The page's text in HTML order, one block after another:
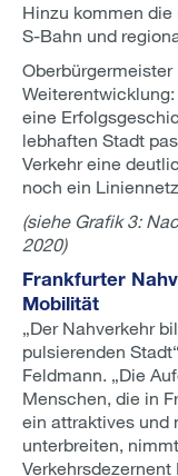
Hinzu kommen
S-Bahn und
eine
lebhaften Stadt
Verkehr eine
noch ein
(siehe Grafik 3:
2020)
Frankfurter
Mobilität
„Der Nahverkehr
pulsierenden
Feldmann. „Die
Menschen, die in
ein attraktives und
unterbreiten,